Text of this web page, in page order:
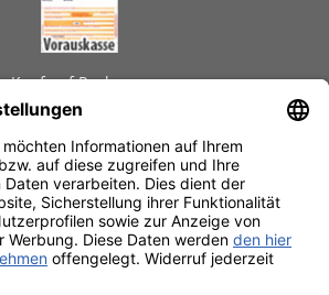
Kauf auf Rechnung
Schnelle Lieferzeiten
Käuferschutz
Datenschutz
SSL-Verschlüsselung